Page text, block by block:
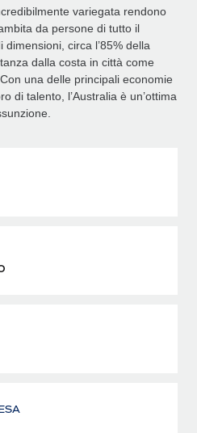
variegata rendono
da persone di tutto il
circa l’85% della
dalla costa in città come
una delle principali economie
di talento, l’Australia è un’ottima